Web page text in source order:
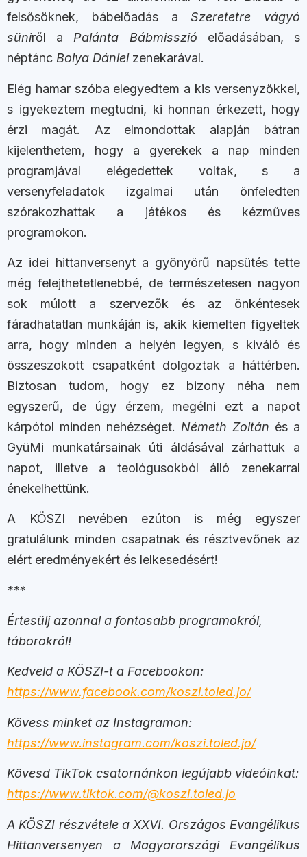
felsősöknek, bábelőadás aSzeretetre vágyó
süniről a Palánta Bábmisszió előadásában, s
néptánc Bolya Dánielzenekarával.
Elég hamar szóba elegyedtem a kis versenyzőkkel,
s igyekeztem megtudni, ki honnan érkezett, hogy
érzi magát. Az elmondottak alapján bátran
kijelenthetem, hogy a gyerekek a nap minden
programjával elégedettek voltak, s a
versenyfeladatok izgalmai után önfeledten
szórakozhattak a ​​játékos és kézműves
programokon.
Az idei hittanversenyt a gyönyörű napsütés tette
még felejthetetlenebbé, de természetesen nagyon
sok múlott a szervezők és az önkéntesek
fáradhatatlan munkáján is, akik kiemelten figyeltek
arra, hogy minden a helyén legyen, s kiváló és
összeszokott csapatként dolgoztak a háttérben.
Biztosan tudom, hogy ez bizony néha nem
egyszerű, de úgy érzem, megélni ezt a napot
kárpótol minden nehézséget. Németh Zoltán és a
GyüMi munkatársainak úti áldásával zárhattuk a
napot, illetve a teológusokból álló zenekarral
énekelhettünk.
A KÖSZI nevében ezúton is még egyszer
gratulálunk minden csapatnak és résztvevőnek az
elért eredményekért és lelkesedésért!
***
Értesülj azonnal a fontosabb programokról,
táborokról!
Kedveld a KÖSZI-t a Facebookon:
https://www.facebook.com/koszi.toled.jo/
Kövess minket az Instagramon:
https://www.instagram.com/koszi.toled.jo/
Kövesd TikTok csatornánkon legújabb videóinkat:
https://www.tiktok.com/@koszi.toled.jo
A KÖSZI részvétele a XXVI. Országos Evangélikus
Hittanversenyen a Magyarországi Evangélikus